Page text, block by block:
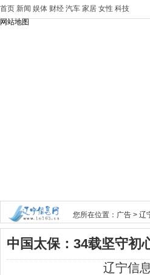
首页 新闻 娱体 财经 汽车 家居 女性 科技
网站地图
您所在位置： 广告 > 辽
中国太保：34载坚守初
辽宁信